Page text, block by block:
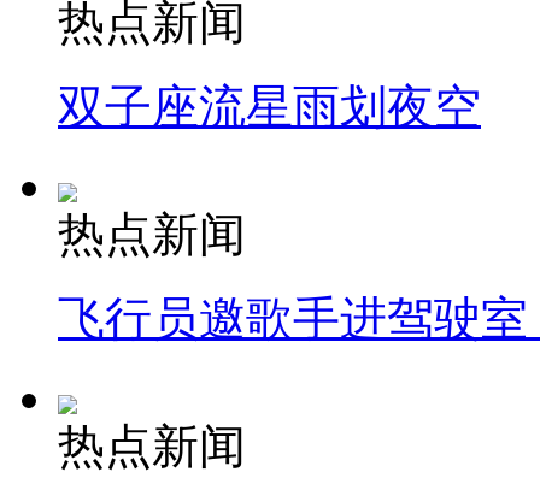
热点新闻
双子座流星雨划夜空
热点新闻
飞行员邀歌手进驾驶
热点新闻